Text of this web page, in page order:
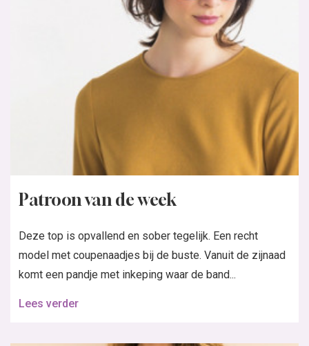
Patroon van de week
Deze top is opvallend en sober tegelijk. Een recht
model met coupenaadjes bij de buste. Vanuit de zijnaad
komt een pandje met inkeping waar de band...
Lees verder